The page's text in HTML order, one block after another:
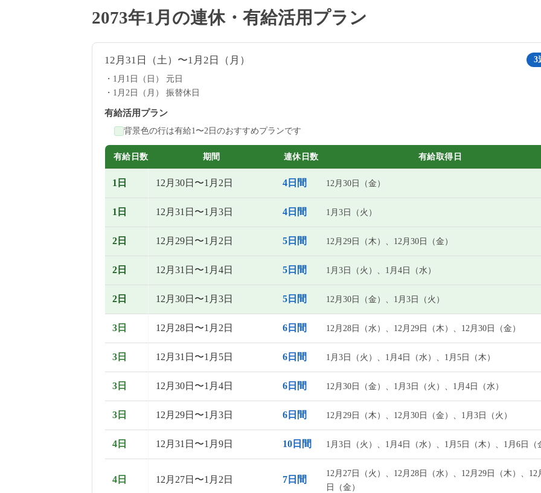
2073年1月の連休・有給活用プラン
12月31日（土）〜1月2日（月） 3
1月1日（日） 元日
1月2日（月） 振替休日
有給活用プラン
背景色の行は有給1〜2日のおすすめプランです
有給日数 期間 連休日数 有給取得日
1日 12月30日〜1月2日 4日間 12月30日（金）
1日 12月31日〜1月3日 4日間 1月3日（火）
2日 12月29日〜1月2日 5日間 12月29日（木）、12月30日（金）
2日 12月31日〜1月4日 5日間 1月3日（火）、1月4日（水）
2日 12月30日〜1月3日 5日間 12月30日（金）、1月3日（火）
3日 12月28日〜1月2日 6日間 12月28日（水）、12月29日（木）、12月30日（金）
3日 12月31日〜1月5日 6日間 1月3日（火）、1月4日（水）、1月5日（木）
3日 12月30日〜1月4日 6日間 12月30日（金）、1月3日（火）、1月4日（水）
3日 12月29日〜1月3日 6日間 12月29日（木）、12月30日（金）、1月3日（火）
4日 12月31日〜1月9日 10日間 1月3日（火）、1月4日（水）、1月5日（木）、1月6日（
4日 12月27日〜1月2日 7日間
12月27日（火）、12月28日（水）、12月29日（木）、12
日（金）